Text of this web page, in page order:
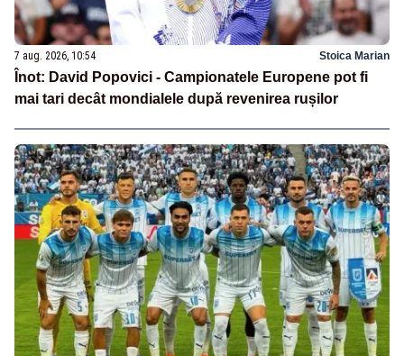
7 aug. 2026, 10:54 Stoica Marian
Înot: David Popovici - Campionatele Europene pot fi
mai tari decât mondialele după revenirea rușilor